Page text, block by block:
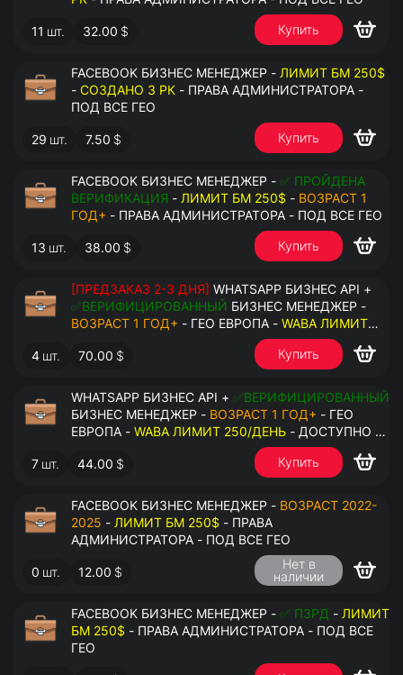
11 шт. 32.00 $ Купить
FACEBOOK БИЗНЕС МЕНЕДЖЕР - ЛИМИТ БМ 250$
- СОЗДАНО 3 РК - ПРАВА АДМИНИСТРАТОРА -
ПОД ВСЕ ГЕО
29 шт. 7.50 $ Купить
FACEBOOK БИЗНЕС МЕНЕДЖЕР - ✅ ПРОЙДЕНА
ВЕРИФИКАЦИЯ - ЛИМИТ БМ 250$ - ВОЗРАСТ 1
ГОД+ - ПРАВА АДМИНИСТРАТОРА - ПОД ВСЕ ГЕО
13 шт. 38.00 $ Купить
[ПРЕДЗАКАЗ 2-3 ДНЯ] WHATSAPP БИЗНЕС API +
✅ВЕРИФИЦИРОВАННЫЙ БИЗНЕС МЕНЕДЖЕР -
ВОЗРАСТ 1 ГОД+ - ГЕО ЕВРОПА - WABA ЛИМИТ
- ДОСТУПНО К ПРИВЯЗКЕ ДО 20
НОМЕРОВ - ПРАВА АДМИНИСТРАТОРА
4 шт. 70.00 $ Купить
WHATSAPP БИЗНЕС API + ✅ВЕРИФИЦИРОВАННЫЙ
БИЗНЕС МЕНЕДЖЕР - ВОЗРАСТ 1 ГОД+ - ГЕО
ЕВРОПА - WABA ЛИМИТ 250/ДЕНЬ - ДОСТУПНО К
ПРИВЯЗКЕ ДО 2 НОМЕРОВ - ПРАВА
АДМИНИСТРАТОРА
7 шт. 44.00 $ Купить
FACEBOOK БИЗНЕС МЕНЕДЖЕР - ВОЗРАСТ 2022-
2025 - ЛИМИТ БМ 250$ - ПРАВА
АДМИНИСТРАТОРА - ПОД ВСЕ ГЕО
0 шт. 12.00 $
Нет в
наличии
FACEBOOK БИЗНЕС МЕНЕДЖЕР - ✅ ПЗРД - ЛИМИТ
БМ 250$ - ПРАВА АДМИНИСТРАТОРА - ПОД ВСЕ
ГЕО